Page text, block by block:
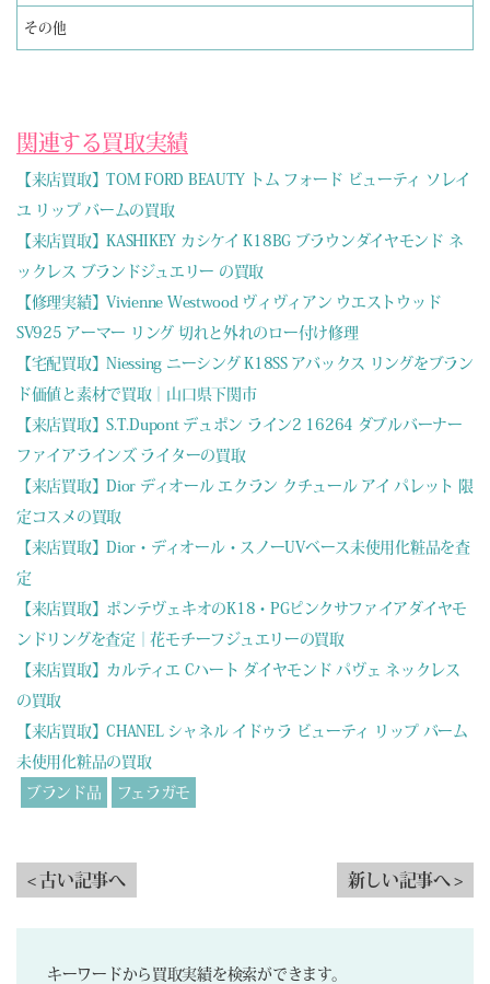
その他
関連する買取実績
【来店買取】TOM FORD BEAUTY トム フォード ビューティ ソレイ
ユ リップ バームの買取
【来店買取】KASHIKEY カシケイ K18BG ブラウンダイヤモンド ネ
ックレス ブランドジュエリー の買取
【修理実績】Vivienne Westwood ヴィヴィアン ウエストウッド
SV925 アーマー リング 切れと外れのロー付け修理
【宅配買取】Niessing ニーシング K18SS アバックス リングをブラン
ド価値と素材で買取｜山口県下関市
【来店買取】S.T.Dupont デュポン ライン2 16264 ダブルバーナー
ファイアラインズ ライターの買取
【来店買取】Dior ディオール エクラン クチュール アイ パレット 限
定コスメの買取
【来店買取】Dior・ディオール・スノーUVベース未使用化粧品を査
定
【来店買取】ポンテヴェキオのK18・PGピンクサファイアダイヤモ
ンドリングを査定｜花モチーフジュエリーの買取
【来店買取】カルティエ Cハート ダイヤモンド パヴェ ネックレス
の買取
【来店買取】CHANEL シャネル イドゥラ ビューティ リップ バーム
未使用化粧品の買取
ブランド品
フェラガモ
< 古い記事へ 新しい記事へ >
キーワードから買取実績を検索ができます。